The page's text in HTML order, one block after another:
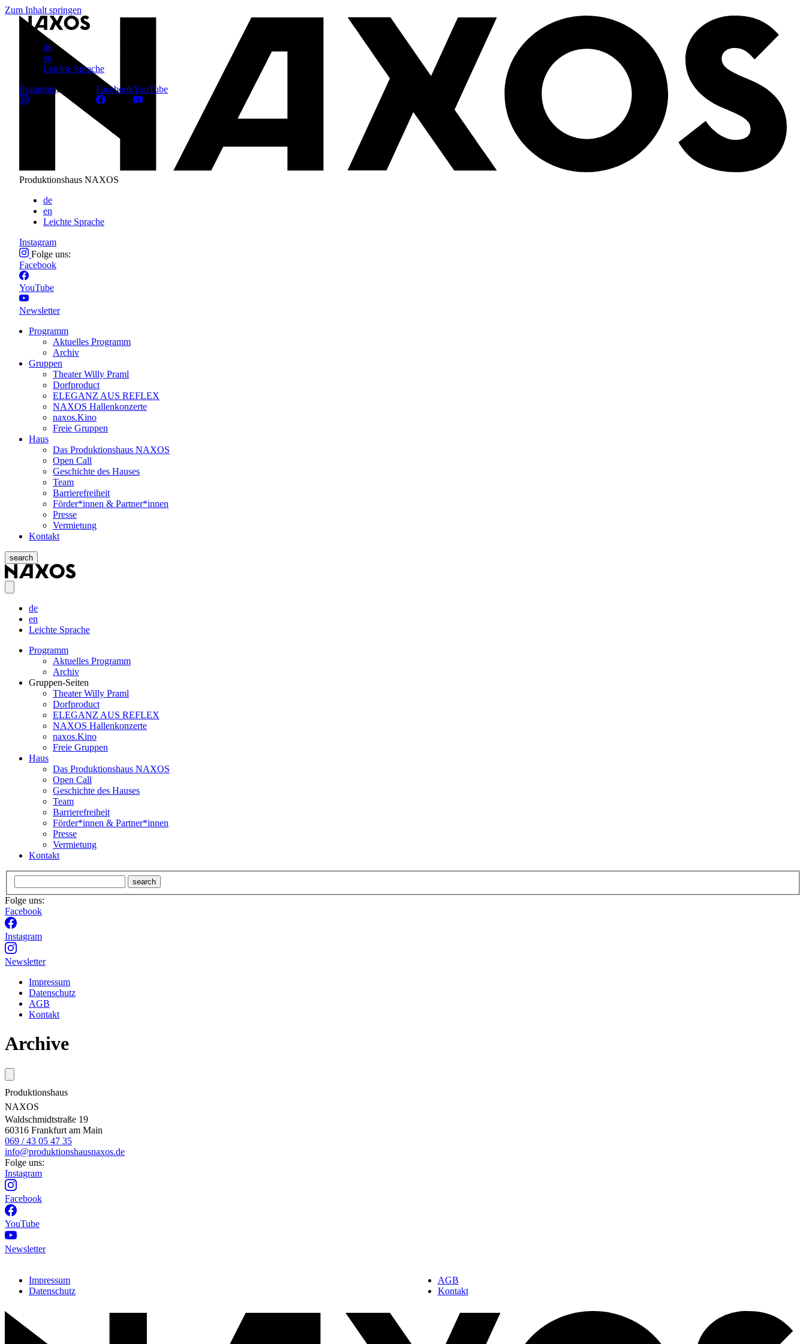
Zum Inhalt springen
de
en
Leichte Sprache
InstagramFolge uns: FacebookYouTube
Produktionshaus NAXOS
de
en
Leichte Sprache
Instagram
Folge uns:
Facebook
YouTube
Newsletter
Programm
Aktuelles Programm
Archiv
Gruppen
Theater Willy Praml
Dorfproduct
ELEGANZ AUS REFLEX
NAXOS Hallenkonzerte
naxos.Kino
Freie Gruppen
Haus
Das Produktionshaus NAXOS
Open Call
Geschichte des Hauses
Team
Barrierefreiheit
Förder*innen & Partner*innen
Presse
Vermietung
Kontakt
search
de
en
Leichte Sprache
Programm
Aktuelles Programm
Archiv
Gruppen-Seiten
Theater Willy Praml
Dorfproduct
ELEGANZ AUS REFLEX
NAXOS Hallenkonzerte
naxos.Kino
Freie Gruppen
Haus
Das Produktionshaus NAXOS
Open Call
Geschichte des Hauses
Team
Barrierefreiheit
Förder*innen & Partner*innen
Presse
Vermietung
Kontakt
search
Folge uns:
Facebook
Instagram
Newsletter
Impressum
Datenschutz
AGB
Kontakt
Archive
Produktionshaus
NAXOS
Waldschmidtstraße 19
60316 Frankfurt am Main
069 / 43 05 47 35
info@produktionshausnaxos.de
Folge uns:
Instagram
Facebook
YouTube
Newsletter
Impressum
Datenschutz
AGB
Kontakt